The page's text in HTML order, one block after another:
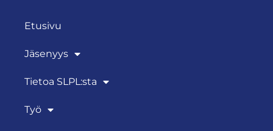
Etusivu
Jäsenyys
Tietoa SLPL:sta
Työ